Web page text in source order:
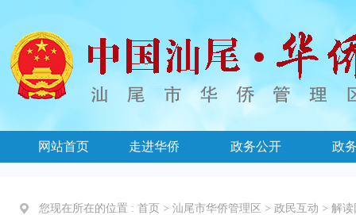
网站首页 走进华侨 政务公开 政
您现在所在的位置 : 首页 > 汕尾市华侨管理区 > 政民互动 > 解读